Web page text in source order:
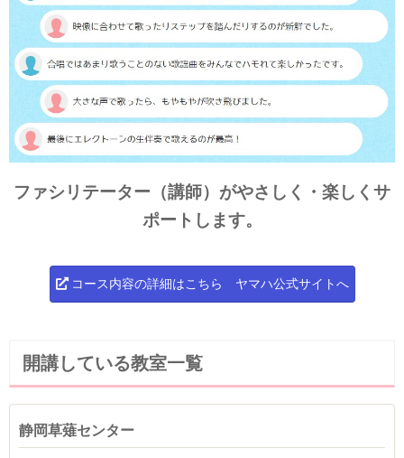
ファシリテーター（講師）がやさしく・楽しくサ
ポートします。
コース内容の詳細はこちら ヤマハ公式サイトへ
開講している教室一覧
静岡草薙センター